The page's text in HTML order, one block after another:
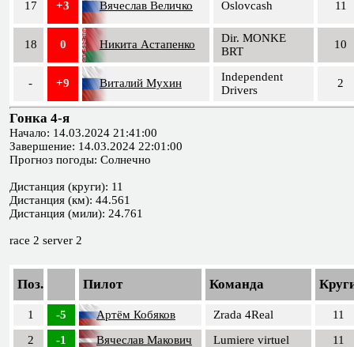
17 +3 Вячеслав Величко Oslovcash 11
18 0 Никита Астапенко
Dir. MONKE
BRT
10
- +9 Виталий Мухин
Independent
Drivers
2
Гонка 4-я
Начало: 14.03.2024 21:41:00
Завершение: 14.03.2024 22:01:00
Прогноз погоды: Солнечно
Дистанция (круги): 11
Дистанция (км): 44.561
Дистанция (мили): 24.761
race 2 server 2
Поз. Пилот Команда
1 -5 Артём Кобяков Zrada 4Real
11
2
-1 Вячеслав Макович Lumiere virtuel 11